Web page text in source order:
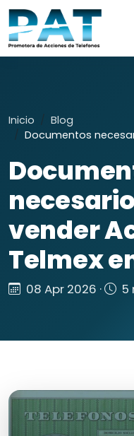
Inicio
Blog
Documentos
vender
Telmex
08 Apr 2026 · 5